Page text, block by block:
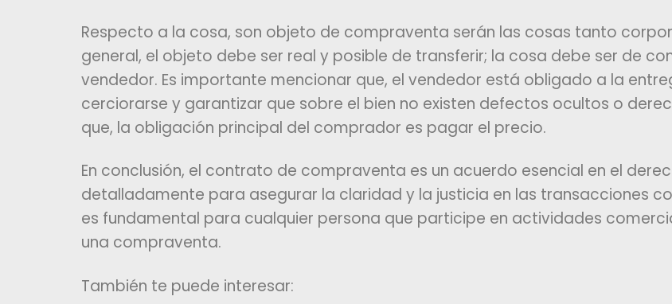
Respecto a la cosa, son objeto de compraventa serán las cosas tanto
general, el objeto debe ser real y posible de transferir; la cosa debe ser de
vendedor. Es importante mencionar que, el vendedor está obligado a la
cerciorarse y garantizar que sobre el bien no existen defectos ocultos o
que, la obligación principal del comprador es pagar el precio.
En conclusión, el contrato de compraventa es un acuerdo esencial en el
detalladamente para asegurar la claridad y la justicia en las transacciones
es fundamental para cualquier persona que participe en actividades
una compraventa.
También te puede interesar: